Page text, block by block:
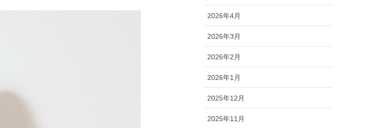
2026年4月
2026年3月
2026年2月
2026年1月
2025年12月
2025年11月